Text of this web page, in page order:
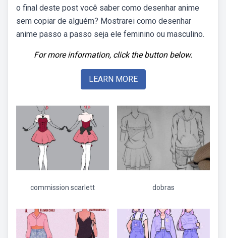
o final deste post você saber como desenhar anime
sem copiar de alguém? Mostrarei como desenhar
anime passo a passo seja ele feminino ou masculino.
For more information, click the button below.
LEARN MORE
commission scarlett dobras